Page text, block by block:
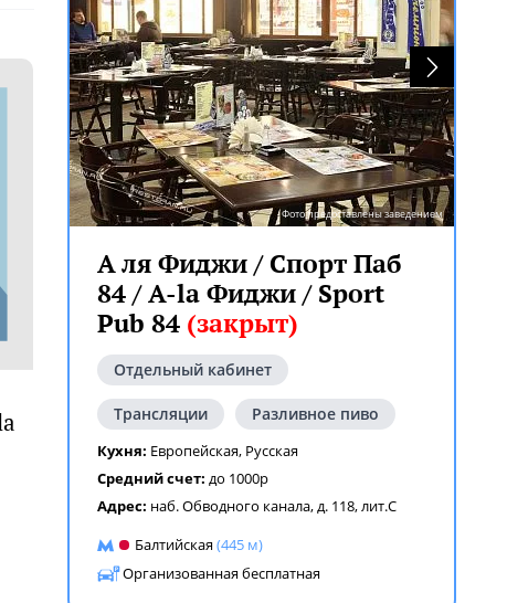
Фото предоставлены заведением
А ля Фиджи / Спорт Паб
84 / A-la Фиджи / Sport
Pub 84 (закрыт)
Отдельный кабинет
Трансляции Разливное пиво
Кухня: Европейская, Русская
Средний счет: до 1000р
Адрес: наб. Обводного канала, д. 118, лит.С
Балтийская(445 м)
Организованная бесплатная